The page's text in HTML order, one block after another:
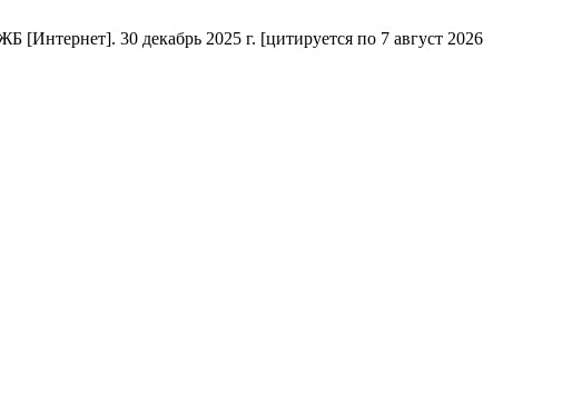
30 декабрь 2025 г. [цитируется по 7 август 2026